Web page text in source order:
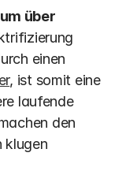
über
, ist somit eine
laufende
den
klugen